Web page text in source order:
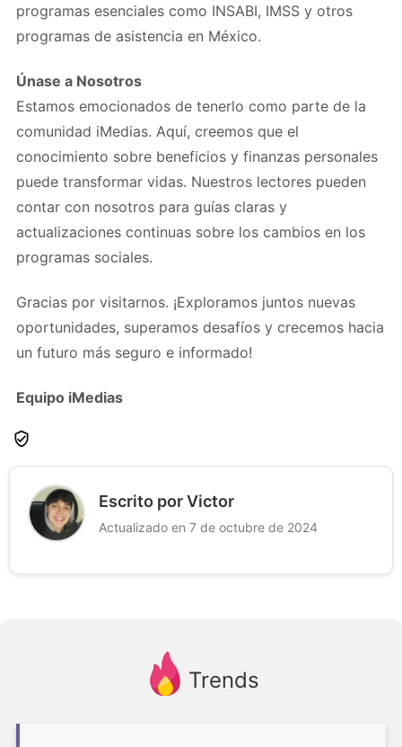
programas esenciales como INSABI, IMSS y otros
programas de asistencia en México.
Únase a Nosotros
Estamos emocionados de tenerlo como parte de la
comunidad iMedias. Aquí, creemos que el
conocimiento sobre beneficios y finanzas personales
puede transformar vidas. Nuestros lectores pueden
contar con nosotros para guías claras y
actualizaciones continuas sobre los cambios en los
programas sociales.
Gracias por visitarnos. ¡Exploramos juntos nuevas
oportunidades, superamos desafíos y crecemos hacia
un futuro más seguro e informado!
Equipo iMedias
Escrito por Victor
Actualizado en 7 de octubre de 2024
Trends